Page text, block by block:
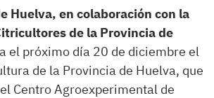
Huelva, en colaboración con la
de la Provincia de
el próximo día 20 de diciembre el
de la Provincia de Huelva, que
Centro Agroexperimental de